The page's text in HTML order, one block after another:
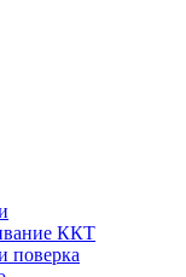
ККТ
поверка